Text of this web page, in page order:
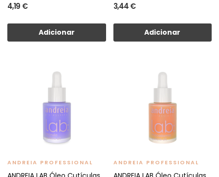
4,19 €
Adicionar
3,44 €
Adicionar
ANDREIA PROFESSIONAL ANDREIA PROFESSIONAL